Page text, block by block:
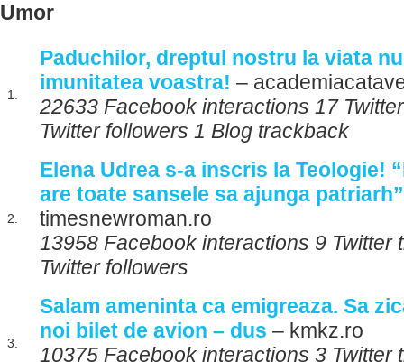
Umor
1.
Paduchilor, dreptul nostru la viata
imunitatea voastra! –
22633 Facebook interactions 17
Twitter followers 1 Blog trackback
2.
Elena Udrea s-a inscris la Teologie!
are toate sansele sa ajunga patriarh”
timesnewroman.ro
13958 Facebook interactions 9 Twitter
Twitter followers
3.
Salam ameninta ca emigreaza. Sa
noi bilet de avion – dus – kmkz.ro
10375 Facebook interactions 3 Twitter